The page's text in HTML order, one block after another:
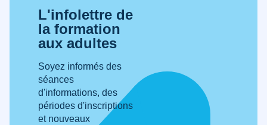
L'infolettre de
la formation
aux adultes
Soyez informés des
séances
d'informations, des
périodes d'inscriptions
et nouveaux